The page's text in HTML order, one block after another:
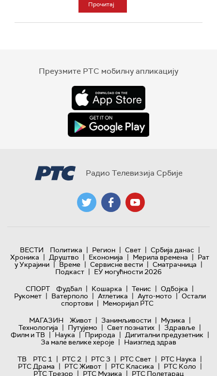
Прочитај
Преузмите РТС мобилну апликацију
Радио Телевизија Србије
ВЕСТИ Политика | Регион | Свет | Србија данас |
Хроника | Друштво | Економија | Мерила времена | Рат
у Украјини | Време | Сервисне вести | Сматрачница |
Подкаст | ЕУ могућности 2026
СПОРТ
Фудбал | Кошарка | Тенис | Одбојка |
Рукомет | Ватерполо | Атлетика | Ауто-мото | Остали
спортови | Меморијал РТС
МАГАЗИН
Живот | Занимљивости | Музика |
Технологијa | Путујемо | Свет познатих | Здравље |
Филм и ТВ | Наука | Природа | Дигитални предузетник |
За мале велике хероје | Наизглед здрав
ТВ
РТС 1 | РТС 2 | РТС 3 | РТС Свет | РТС Наука |
РТС Драма | РТС Живот | РТС Класика | РТС Коло |
РТС Трезор | РТС Музика | РТС Полетарац